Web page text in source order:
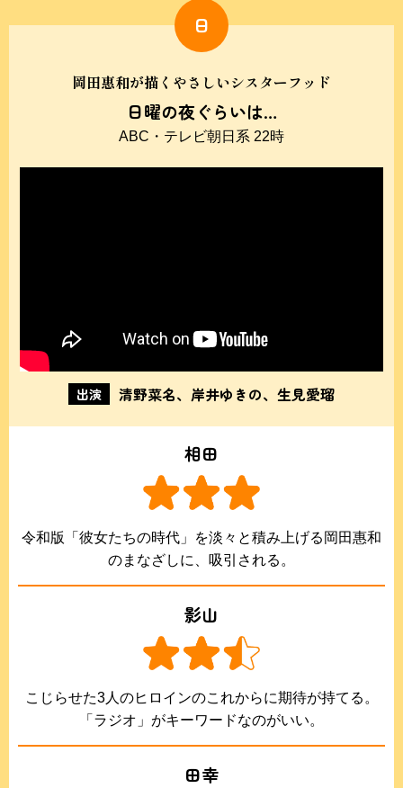
日
岡田惠和が描くやさしいシスターフッド
日曜の夜ぐらいは…
ABC・テレビ朝日系 22時
出演 清野菜名、岸井ゆきの、生見愛瑠
相田
令和版「彼女たちの時代」を淡々と積み上げる岡田惠和
のまなざしに、吸引される。
影山
こじらせた3人のヒロインのこれからに期待が持てる。
「ラジオ」がキーワードなのがいい。
田幸